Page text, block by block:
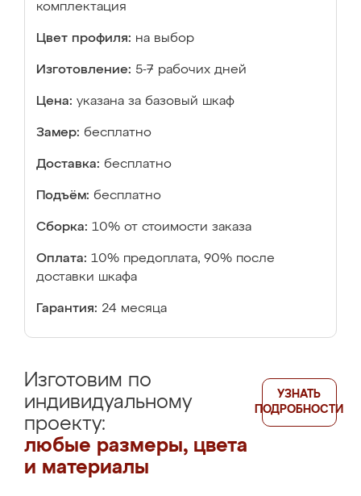
комплектация
Цвет профиля: на выбор
Изготовление: 5-7 рабочих дней
Цена: указана за базовый шкаф
Замер: бесплатно
Доставка: бесплатно
Подъём: бесплатно
Сборка: 10% от стоимости заказа
Оплата: 10% предоплата, 90% после
доставки шкафа
Гарантия: 24 месяца
Изготовим по
индивидуальному
проекту:
любые размеры, цвета
и материалы
УЗНАТЬ
ПОДРОБНОСТИ